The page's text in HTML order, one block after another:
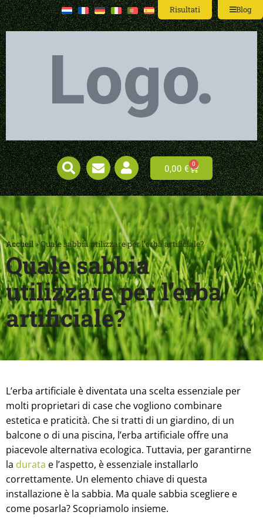
Risultati Blog
0,00 € 0
Accueil»Quale sabbia utilizzare per l’erba artificiale?
Quale sabbia
utilizzare per l’erba
artificiale?
L’erba artificiale è diventata una scelta essenziale per
molti proprietari di case che vogliono combinare
estetica e praticità. Che si tratti di un giardino, di un
balcone o di una piscina, l’erba artificiale offre una
piacevole alternativa ecologica. Tuttavia, per garantirne
la durata e l’aspetto, è essenziale installarlo
correttamente. Un elemento chiave di questa
installazione è la sabbia. Ma quale sabbia scegliere e
come posarla? Scopriamolo insieme.